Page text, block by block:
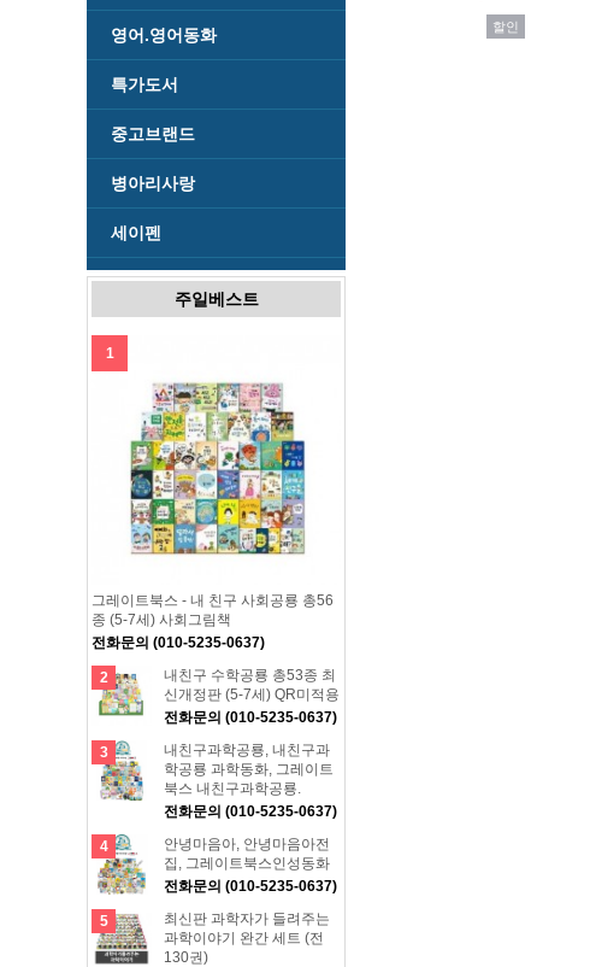
영어.영어동화
특가도서
중고브랜드
병아리사랑
세이펜
주일베스트
1
그레이트북스 - 내 친구 사회공룡 총56
종 (5-7세) 사회그림책
전화문의 (010-5235-0637)
2
내친구 수학공룡 총53종 최
신개정판 (5-7세) QR미적용
전화문의 (010-5235-0637)
3
내친구과학공룡, 내친구과
학공룡 과학동화, 그레이트
북스 내친구과학공룡.
전화문의 (010-5235-0637)
4
안녕마음아, 안녕마음아전
집, 그레이트북스인성동화
전화문의 (010-5235-0637)
5
최신판 과학자가 들려주는
과학이야기 완간 세트 (전
130권)
할인